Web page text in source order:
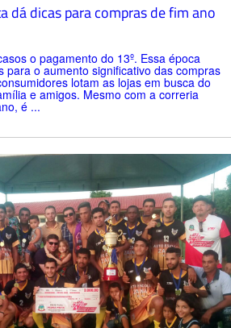
dá dicas para compras de fim ano
o pagamento do 13º. Essa época
para o aumento significativo das compras
lotam as lojas em busca do
e amigos. Mesmo com a correria
é ...